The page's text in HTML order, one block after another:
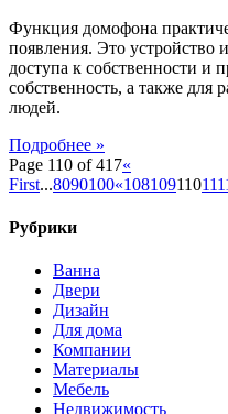
Функция домофона
появления. Это устройство
доступа к собственности и
собственность, а также для
людей.
Подробнее »
Page 110 of 417«
First...8090100«108109110111
Рубрики
Ванна
Двери
Дизайн
Для дома
Компании
Материалы
Мебель
Недвижимость